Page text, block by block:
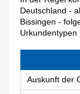
Deutschland -
Bissingen -
Auskunft der